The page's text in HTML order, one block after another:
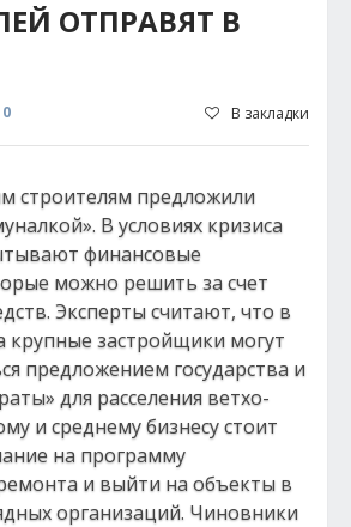
ОТПРАВЯТ В
0 В закладки
строителям предложили
В условиях кризиса
финансовые
можно решить за счет
Эксперты считают, что в
крупные застройщики могут
предложением государства и
для расселения ветхо-
и среднему бизнесу стоит
на программу
и выйти на объекты в
организаций. Чиновники